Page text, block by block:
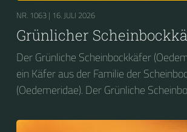
NR. 1063 | 16. JULI 2026
Grünlicher
Der Grünliche Scheinbockkäfer
ein Käfer aus der Familie der
(Oedemeridae). Der Grünliche
Scheinbockkäfer (Oedemera nobilis).